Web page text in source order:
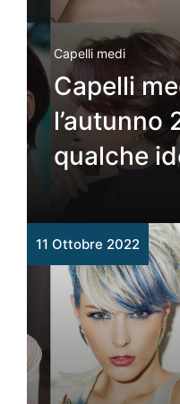
Capelli medi
Capelli
l’autunno
qualche
11 Ottobre 2022